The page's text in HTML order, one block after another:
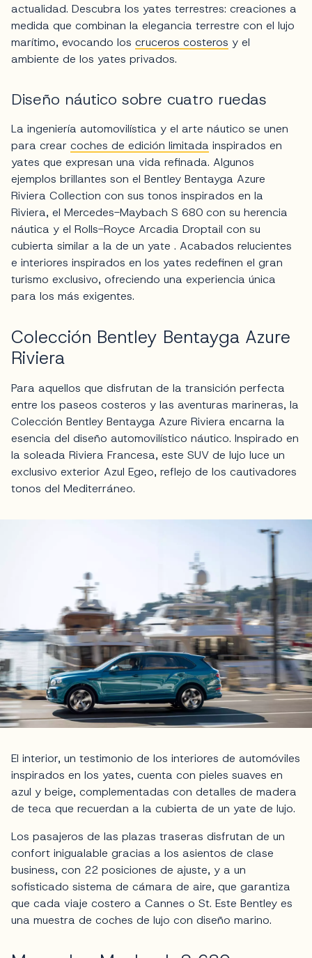
actualidad. Descubra los yates terrestres: creaciones a
medida que combinan la elegancia terrestre con el lujo
marítimo, evocando los cruceros costeros y el
ambiente de los yates privados.
Diseño náutico sobre cuatro ruedas
La ingeniería automovilística y el arte náutico se unen
para crear coches de edición limitada inspirados en
yates que expresan una vida refinada. Algunos
ejemplos brillantes son el Bentley Bentayga Azure
Riviera Collection con sus tonos inspirados en la
Riviera, el Mercedes-Maybach S 680 con su herencia
náutica y el Rolls-Royce Arcadia Droptail con su
cubierta similar a la de un yate . Acabados relucientes
e interiores inspirados en los yates redefinen el gran
turismo exclusivo, ofreciendo una experiencia única
para los más exigentes.
Colección Bentley Bentayga Azure
Riviera
Para aquellos que disfrutan de la transición perfecta
entre los paseos costeros y las aventuras marineras, la
Colección Bentley Bentayga Azure Riviera encarna la
esencia del diseño automovilístico náutico. Inspirado en
la soleada Riviera Francesa, este SUV de lujo luce un
exclusivo exterior Azul Egeo, reflejo de los cautivadores
tonos del Mediterráneo.
El interior, un testimonio de los interiores de automóviles
inspirados en los yates, cuenta con pieles suaves en
azul y beige, complementadas con detalles de madera
de teca que recuerdan a la cubierta de un yate de lujo.
Los pasajeros de las plazas traseras disfrutan de un
confort inigualable gracias a los asientos de clase
business, con 22 posiciones de ajuste, y a un
sofisticado sistema de cámara de aire, que garantiza
que cada viaje costero a Cannes o St. Este Bentley es
una muestra de coches de lujo con diseño marino.